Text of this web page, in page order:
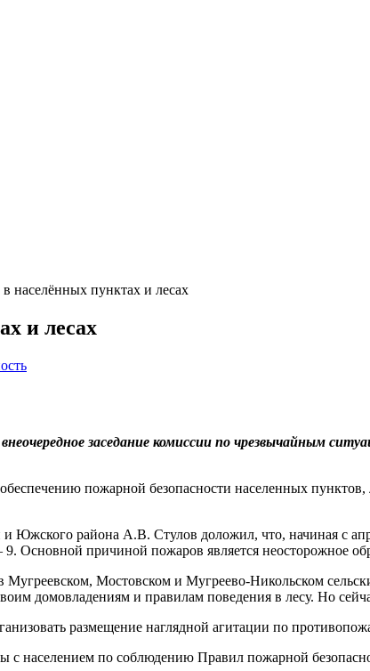
населённых пунктах и лесах
и лесах
заседание комиссии по чрезвычайным
пожарной безопасности населенных
Южского района А.В. Стулов доложил, что, начиная с
Основной причиной пожаров является неосторожное
Мостовском и Мугреево-Никольском
домовладениям и правилам поведения в лесу. Но
размещение наглядной агитации по
с населением по соблюдению Правил пожарной